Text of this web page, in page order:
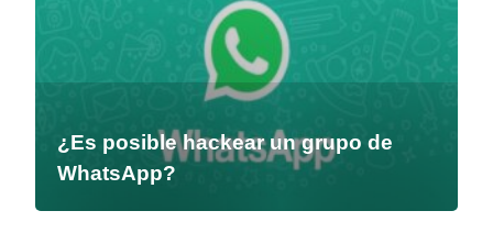
¿Es posible hackear un grupo de
WhatsApp?